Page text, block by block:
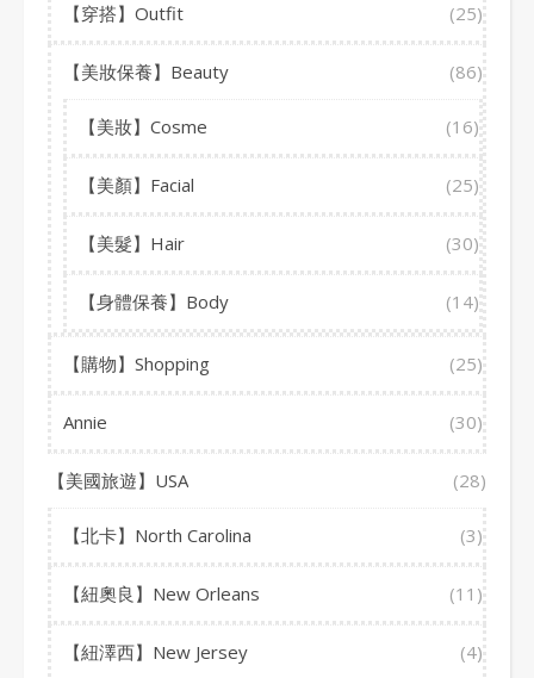
【穿搭】Outfit (25)
【美妝保養】Beauty (86)
【美妝】Cosme (16)
【美顏】Facial (25)
【美髮】Hair (30)
【身體保養】Body (14)
【購物】Shopping (25)
Annie (30)
【美國旅遊】USA (28)
【北卡】North Carolina (3)
【紐奧良】New Orleans (11)
【紐澤西】New Jersey (4)